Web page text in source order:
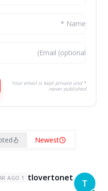
* Your email is kept private and
never published.
Newest
Voted
T
tlovertonet
1 YEAR AGO